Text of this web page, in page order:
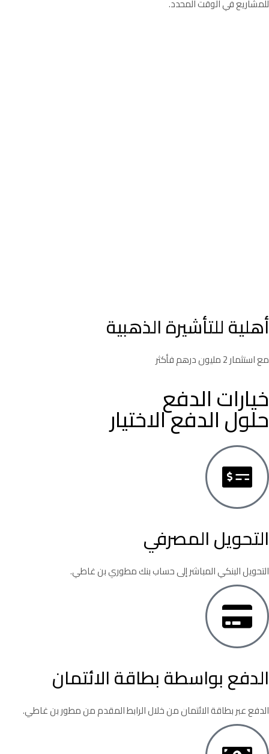
للمشاريع في الوقت المحدد.
أهلية للتأشيرة الذهبية
مع استثمار 2 مليون درهم فأكثر
خيارات الدفع
حلول الدفع الاختيار
التحويل المصرفي
التحويل البنكي المباشر إلى حساب بنك مطوري بن غاطي.
الدفع بواسطة بطاقة الائتمان
الدفع عبر بطاقة الائتمان من خلال الرابط المقدم من مطور بن غاطي.